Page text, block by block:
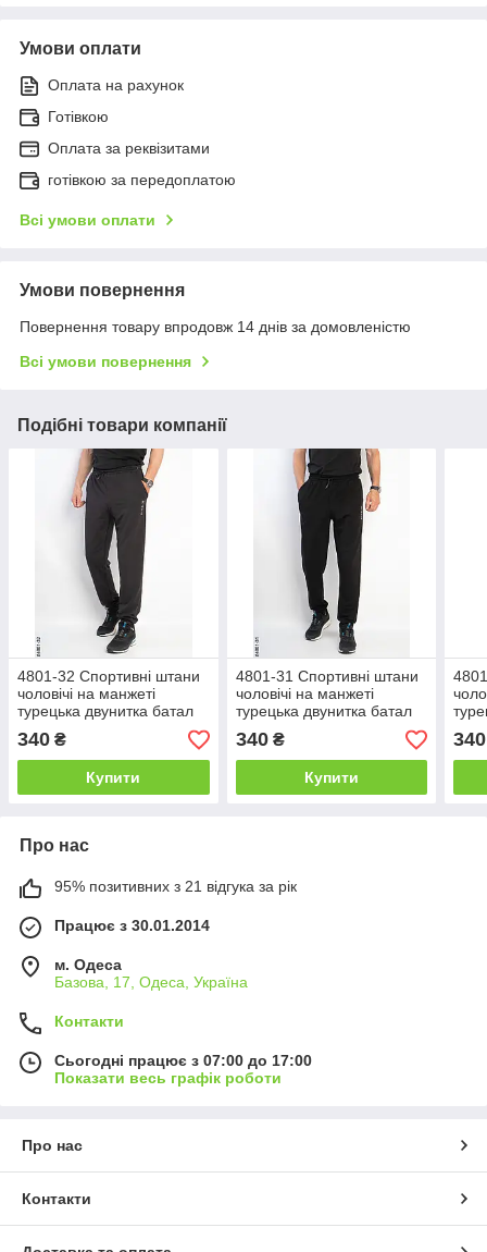
Умови оплати
Оплата на рахунок
Готівкою
Оплата за реквізитами
готівкою за передоплатою
Всі умови оплати
Умови повернення
Повернення товару впродовж 14 днів за домовленістю
Всі умови повернення
Подібні товари компанії
4801-32 Спортивні штани
чоловічі на манжеті
турецька двунитка батал
(5 од: 50,52,54,56,58)
340 ₴
Купити
4801-31 Спортивні штани
чоловічі на манжеті
турецька двунитка батал
(5 од: 50,52,54,56,58)
340₴
Купити
(5
340
Про нас
95% позитивних з 21 відгука за рік
Працює з 30.01.2014
м. Одеса
Базова, 17, Одеса, Україна
Контакти
Сьогодні працює з 07:00 до 17:00
Показати весь графік роботи
Про нас
Контакти